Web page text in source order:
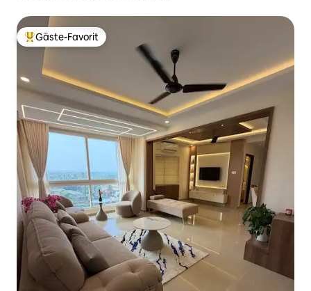
Beliebter Gäste-Favorit.
Gäste-Favorit